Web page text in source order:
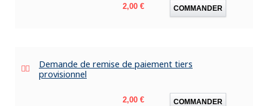
Prix
2,00 € COMMANDER
Demande de remise de paiement tiers
provisionnel
Prix
2,00 € COMMANDER